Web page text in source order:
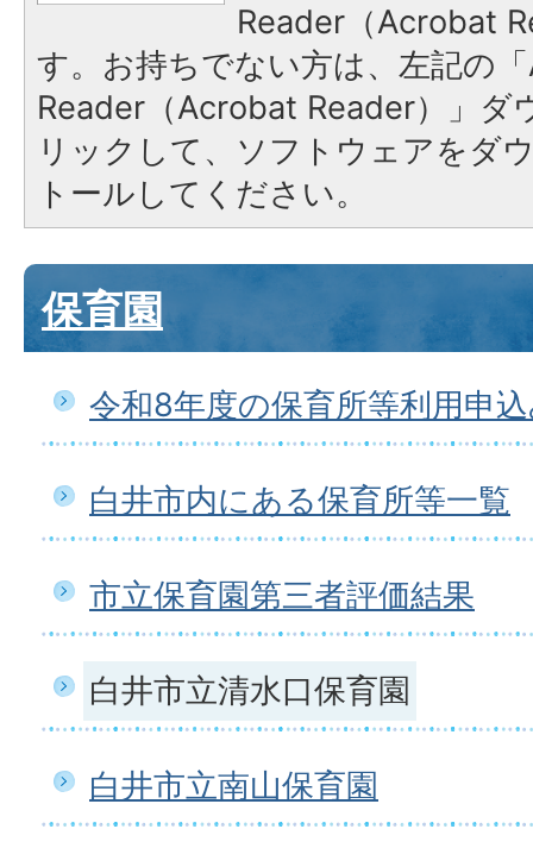
Reader（Acrobat
す。お持ちでない方は、左記の
Reader（Acrobat Reader）」ダ
リックして、ソフトウェアをダ
トールしてください。
保育園
令和8年度の保育所等利用申
白井市内にある保育所等一覧
市立保育園第三者評価結果
白井市立清水口保育園
白井市立南山保育園